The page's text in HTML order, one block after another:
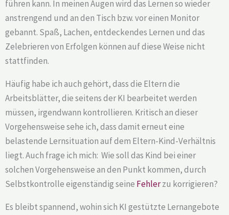
führen kann. In meinen Augen wird das Lernen so wieder
anstrengend und an den Tisch bzw. vor einen Monitor
gebannt. Spaß, Lachen, entdeckendes Lernen und das
Zelebrieren von Erfolgen können auf diese Weise nicht
stattfinden.
Häufig habe ich auch gehört, dass die Eltern die
Arbeitsblätter, die seitens der KI bearbeitet werden
müssen, irgendwann kontrollieren. Kritisch an dieser
Vorgehensweise sehe ich, dass damit erneut eine
belastende Lernsituation auf dem Eltern-Kind-Verhältnis
liegt. Auch frage ich mich: Wie soll das Kind bei einer
solchen Vorgehensweise an den Punkt kommen, durch
Selbstkontrolle eigenständig seine Fehlerzu korrigieren?
Es bleibt spannend, wohin sich KI gestützte Lernangebote